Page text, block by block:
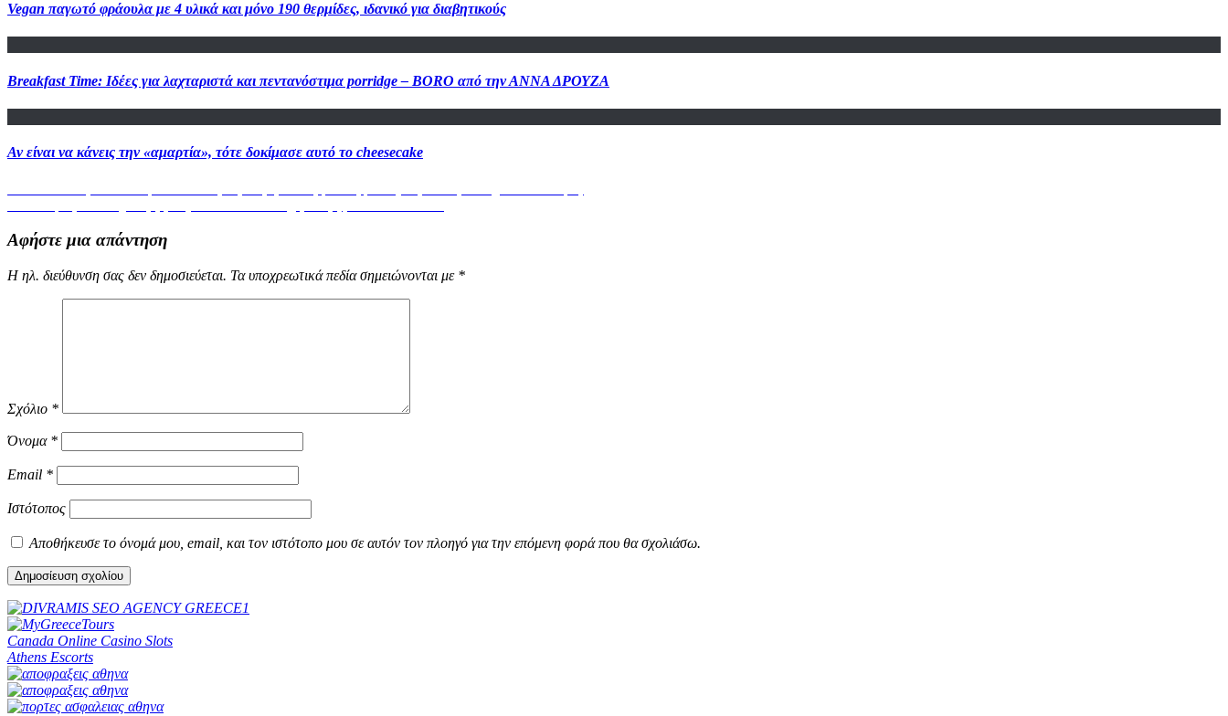
Vegan παγωτό φράουλα με 4 υλικά και μόνο 190 θερμίδες, ιδανικό για διαβητικούς
Breakfast Time: Ιδέες για λαχταριστά και πεντανόστιμα porridge – BORO από την ΑΝΝΑ ΔΡΟΥΖΑ
Αν είναι να κάνεις την «αμαρτία», τότε δοκίμασε αυτό το cheesecake
Πλοήγηση
άρθρων
Αφήστε μια απάντηση
Η ηλ. διεύθυνση σας δεν δημοσιεύεται. Τα υποχρεωτικά πεδία σημειώνονται με *
Σχόλιο *
Όνομα *
Email *
Ιστότοπος
Αποθήκευσε το όνομά μου, email, και τον ιστότοπο μου σε αυτόν τον πλοηγό για την επόμενη φορά που θα σχολιάσω.
Canada Online Casino Slots
Athens Escorts